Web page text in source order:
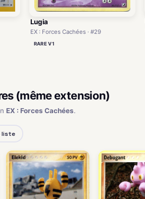
Lugia
EX : Forces Cachées · #29
RARE V1
(même extension)
EX : Forces Cachées.
liste